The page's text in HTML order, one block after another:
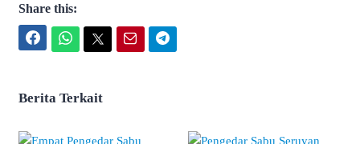
Share this:
Berita Terkait